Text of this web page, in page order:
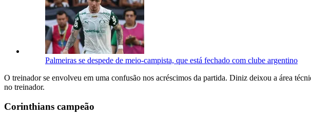
Palmeiras se despede de meio-campista, que está fechado com clube argentino
O treinador se envolveu em uma confusão nos acréscimos da partida. Diniz deixou a área
no treinador.
Corinthians campeão